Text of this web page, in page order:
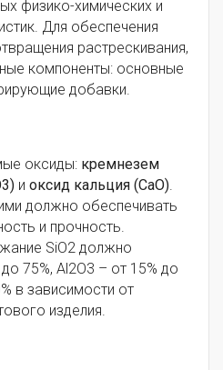
физико-химических и
Для обеспечения
растрескивания,
компоненты: основные
добавки.
оксиды: кремнезем
и оксид кальция (CaO).
должно обеспечивать
и прочность.
SiO2 должно
75%, Al2O3 – от 15% до
в зависимости от
изделия.